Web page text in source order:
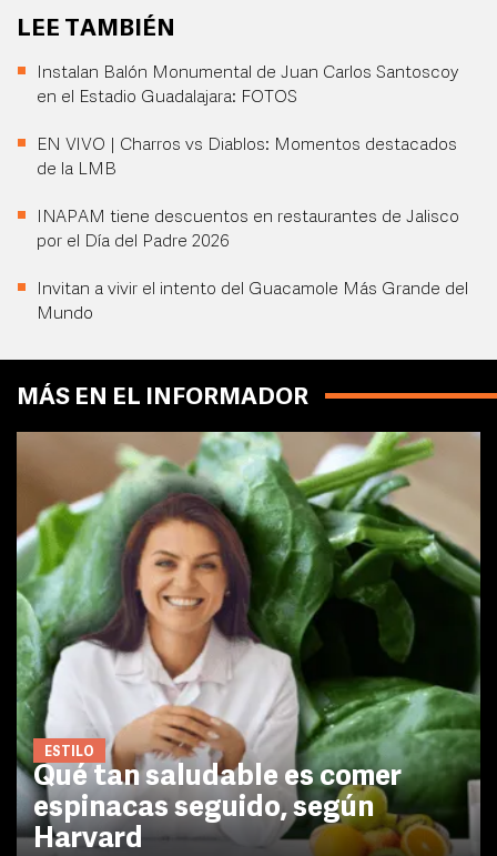
LEE TAMBIÉN
Instalan Balón Monumental de Juan Carlos Santoscoy
en el Estadio Guadalajara: FOTOS
EN VIVO | Charros vs Diablos: Momentos destacados
de la LMB
INAPAM tiene descuentos en restaurantes de Jalisco
por el Día del Padre 2026
Invitan a vivir el intento del Guacamole Más Grande del
Mundo
MÁS EN EL INFORMADOR
ESTILO
Qué tan saludable es comer
espinacas seguido, según
Harvard